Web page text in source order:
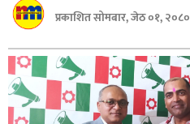
लुम्बिनी
गण्डकी
बागमती
कर्णाली
प्रकाशित सोमबार, जेठ ०१, २०८०